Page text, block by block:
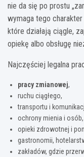
nie da się po prostu
wymaga tego charakter
które działają ciągle,
opiekę albo obsługę
Najczęściej legalna
pracy zmianowej,
ruchu ciągłego,
transportu i
ochrony mienia i osób,
opieki zdrowotnej i
gastronomii,
zakładów, gdzie